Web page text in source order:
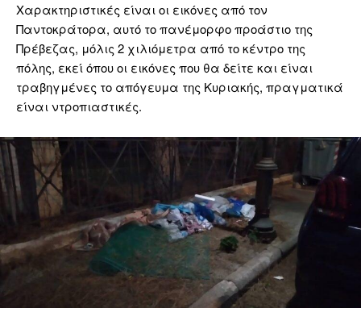
Χαρακτηριστικές είναι οι εικόνες από τον
Παντοκράτορα, αυτό το πανέμορφο προάστιο της
Πρέβεζας, μόλις 2 χιλιόμετρα από το κέντρο της
πόλης, εκεί όπου οι εικόνες που θα δείτε και είναι
τραβηγμένες το απόγευμα της Κυριακής, πραγματικά
είναι ντροπιαστικές.